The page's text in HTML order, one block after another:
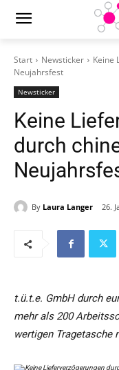
Start Newsticker
Keine
Neujahrsfest
Newsticker
Keine
durch
By Laura Langer 26.
t.ü.t.e. GmbH durch
mehr als 200
wertigen Tragetasche